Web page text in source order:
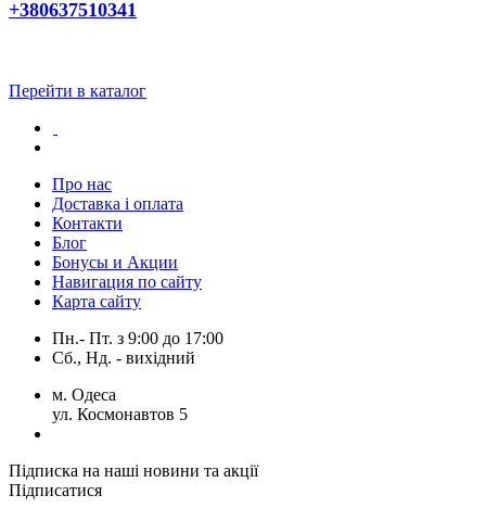
+380637510341
Перейти в каталог
Про нас
Доставка і оплата
Контакти
Блог
Бонусы и Акции
Навигация по сайту
Карта сайту
Пн.- Пт. з 9:00 до 17:00
Сб., Нд. - вихідний
м. Одеса
ул. Космонавтов 5
Підписка на наші новини та акції
Підписатися